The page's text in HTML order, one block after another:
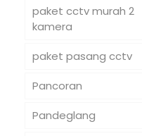
paket cctv murah 2
kamera
paket pasang cctv
Pancoran
Pandeglang